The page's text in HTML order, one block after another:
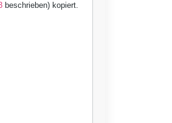
beschrieben) kopiert.